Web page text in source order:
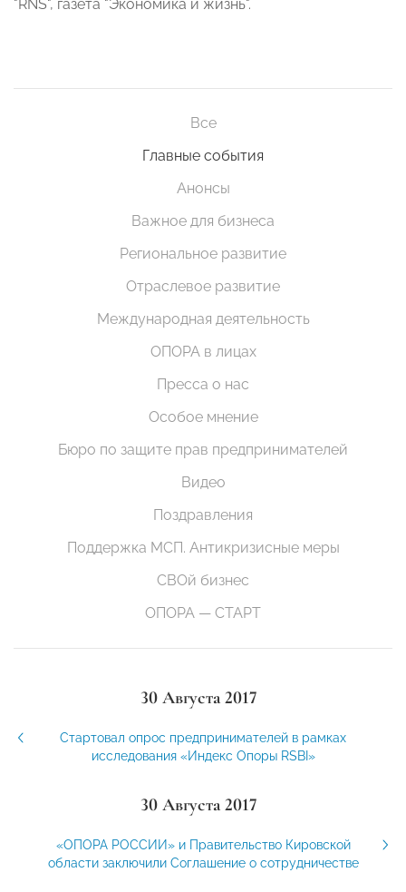
"RNS", газета "Экономика и жизнь".
Все
Главные события
Анонсы
Важное для бизнеса
Региональное развитие
Отраслевое развитие
Международная деятельность
ОПОРА в лицах
Пресса о нас
Особое мнение
Бюро по защите прав предпринимателей
Видео
Поздравления
Поддержка МСП. Антикризисные меры
СВОй бизнес
ОПОРА — СТАРТ
30 Августа 2017
Стартовал опрос предпринимателей в рамках
исследования «Индекс Опоры RSBI»
30 Августа 2017
«ОПОРА РОССИИ» и Правительство Кировской
области заключили Соглашение о сотрудничестве